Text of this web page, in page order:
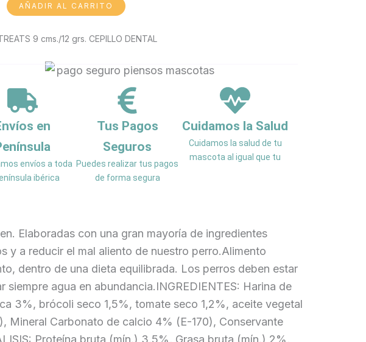
AÑADIR AL CARRITO
9 cms./12 grs. CEPILLO DENTAL
en
envíos a toda
ibérica
Tus Pagos
Seguros
Puedes realizar tus pagos
de forma segura
Cuidamos la Salud
Cuidamos la salud de tu
mascota al igual que tu
Elaboradas con una gran mayoría de ingredientes
y a reducir el mal aliento de nuestro perro.Alimento
dentro de una dieta equilibrada. Los perros deben estar
agua en abundancia.INGREDIENTES: Harina de
3%, brócoli seco 1,5%, tomate seco 1,2%, aceite vegetal
Mineral Carbonato de calcio 4% (E-170), Conservante